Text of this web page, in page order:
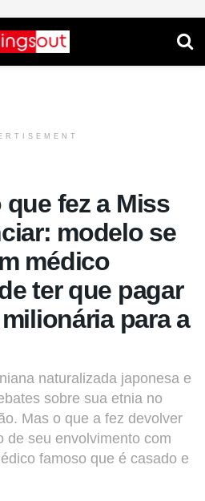
fez a Miss
modelo se
médico
ter que pagar
para a
naturalizada japonesa e
sobre sua etnia no
Mas o que a fez devolver
de seu envolvimento com
famoso que é casado e